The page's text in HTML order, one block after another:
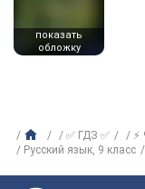
показать
обложку
✅ ГДЗ ✅
Русский язык, 9 класс